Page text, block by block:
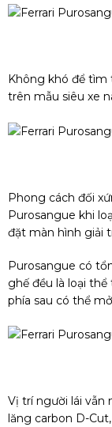
Không khó để
trên mẫu siêu xe
Phong cách đối
Purosangue khi
đặt màn hình giải
Purosangue có
ghế đều là loại
phía sau có thể
Vị trí người lái vẫn
lăng carbon D-